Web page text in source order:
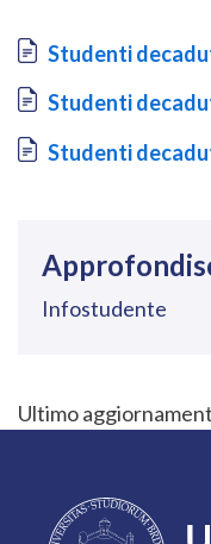
Document
Studenti
Document
Studenti
Document
Studenti
Infostudente
Ultimo